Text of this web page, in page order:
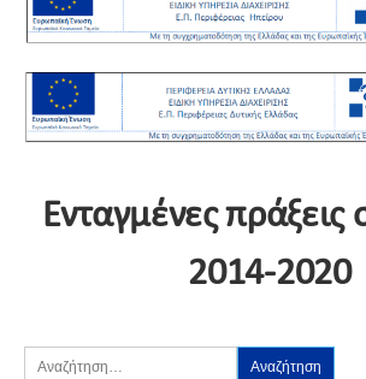
Ενταγμένες πράξεις
2014-2020